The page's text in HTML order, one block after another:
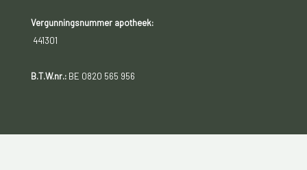
Vergunningsnummer apotheek:
441301
B.T.W.nr.:BE 0820 565 956